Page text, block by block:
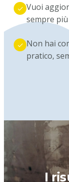
Vuoi
sempre
Non hai
pratico,
I